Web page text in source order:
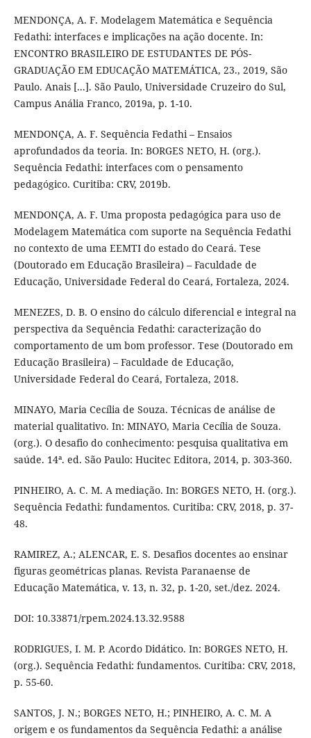
MENDONÇA, A. F. Modelagem Matemática e Sequência
Fedathi: interfaces e implicações na ação docente. In:
ENCONTRO BRASILEIRO DE ESTUDANTES DE PÓS-
GRADUAÇÃO EM EDUCAÇÃO MATEMÁTICA, 23., 2019, São
Paulo. Anais [...]. São Paulo, Universidade Cruzeiro do Sul,
Campus Anália Franco, 2019a, p. 1-10.
MENDONÇA, A. F. Sequência Fedathi – Ensaios
aprofundados da teoria. In: BORGES NETO, H. (org.).
Sequência Fedathi: interfaces com o pensamento
pedagógico. Curitiba: CRV, 2019b.
MENDONÇA, A. F. Uma proposta pedagógica para uso de
Modelagem Matemática com suporte na Sequência Fedathi
no contexto de uma EEMTI do estado do Ceará. Tese
(Doutorado em Educação Brasileira) – Faculdade de
Educação, Universidade Federal do Ceará, Fortaleza, 2024.
MENEZES, D. B. O ensino do cálculo diferencial e integral na
perspectiva da Sequência Fedathi: caracterização do
comportamento de um bom professor. Tese (Doutorado em
Educação Brasileira) – Faculdade de Educação,
Universidade Federal do Ceará, Fortaleza, 2018.
MINAYO, Maria Cecília de Souza. Técnicas de análise de
material qualitativo. In: MINAYO, Maria Cecília de Souza.
(org.). O desafio do conhecimento: pesquisa qualitativa em
saúde. 14ª. ed. São Paulo: Hucitec Editora, 2014, p. 303-360.
PINHEIRO, A. C. M. A mediação. In: BORGES NETO, H. (org.).
Sequência Fedathi: fundamentos. Curitiba: CRV, 2018, p. 37-
48.
RAMIREZ, A.; ALENCAR, E. S. Desafios docentes ao ensinar
figuras geométricas planas. Revista Paranaense de
Educação Matemática, v. 13, n. 32, p. 1-20, set./dez. 2024.
DOI: 10.33871/rpem.2024.13.32.9588
RODRIGUES, I. M. P. Acordo Didático. In: BORGES NETO, H.
(org.). Sequência Fedathi: fundamentos. Curitiba: CRV, 2018,
p. 55-60.
SANTOS, J. N.; BORGES NETO, H.; PINHEIRO, A. C. M. A
origem e os fundamentos da Sequência Fedathi: a análise